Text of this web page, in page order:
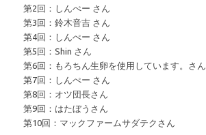
第2回：しんぺー さん
第3回：鈴木音吉 さん
第4回：しんぺー さん
第5回：Shin さん
第6回：もろちん生卵を使用しています。さん
第7回：しんぺー さん
第8回：オツ団長さん
第9回：はたぼうさん
第10回：マックファームサダテクさん